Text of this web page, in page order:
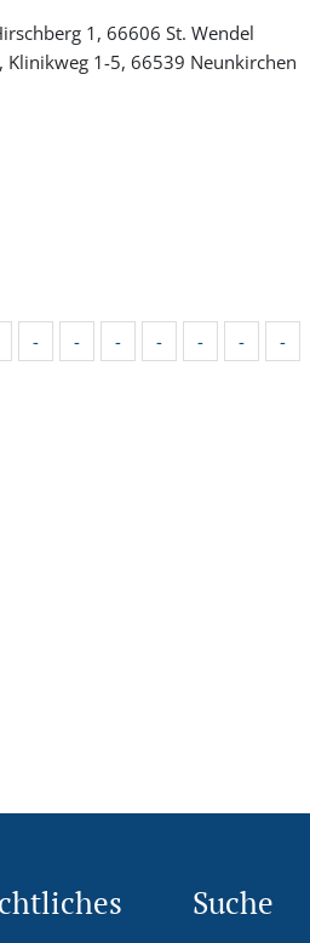
1, 66606 St. Wendel
Klinikweg 1-5, 66539 Neunkirchen
- - - - - - -
Suche